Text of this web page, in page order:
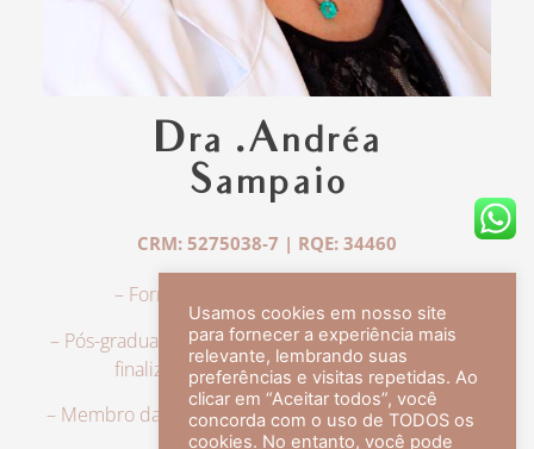
Dra .Andréa
Sampaio
CRM: 5275038-7 | RQE: 34460
– Formação em Medicina pela UFRJ.
– Pós-graduação em Dermatologia pela UFRJ, tendo
finalizado a especialização em 2007.
– Membro da Sociedade Brasileira de Dermatologia,
com título de especialista.
Usamos cookies em nosso site
para fornecer a experiência mais
relevante, lembrando suas
preferências e visitas repetidas. Ao
clicar em “Aceitar todos”, você
concorda com o uso de TODOS os
cookies. No entanto, você pode